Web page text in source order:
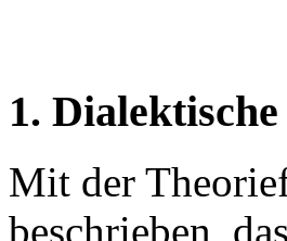
1.
Mit der
beschrieben,